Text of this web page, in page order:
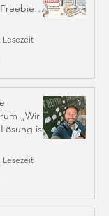
Lesezeit
„Wir
ist
Lesezeit